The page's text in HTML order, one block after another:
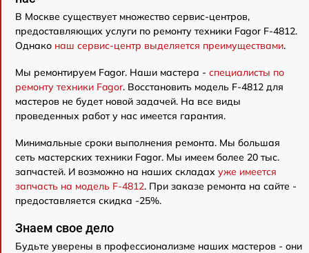
В Москве существует множество сервис-центров,
предоставляющих услуги по ремонту техники Fagor F-4812.
Однако наш сервис-центр выделяется преимуществами.
Мы ремонтируем Fagor. Наши мастера - специалисты по
ремонту техники Fagor. Восстановить модель F-4812 для
мастеров не будет новой задачей. На все виды
проведенных работ у нас имеется гарантия.
Минимальные сроки выполнения ремонта. Мы большая
сеть мастерских техники Fagor. Мы имеем более 20 тыс.
запчастей. И возможно на наших складах уже имеется
запчасть на модель F-4812. При заказе ремонта на сайте -
предоставляется скидка -25%.
Знаем свое дело
Будьте уверены в профессионализме наших мастеров - они